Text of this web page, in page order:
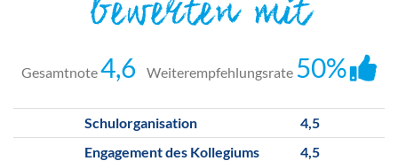
bewerten mit
Gesamtnote4,6 Weiterempfehlungsrate 50%
Schulorganisation
4,5
Engagement des Kollegiums
4,5